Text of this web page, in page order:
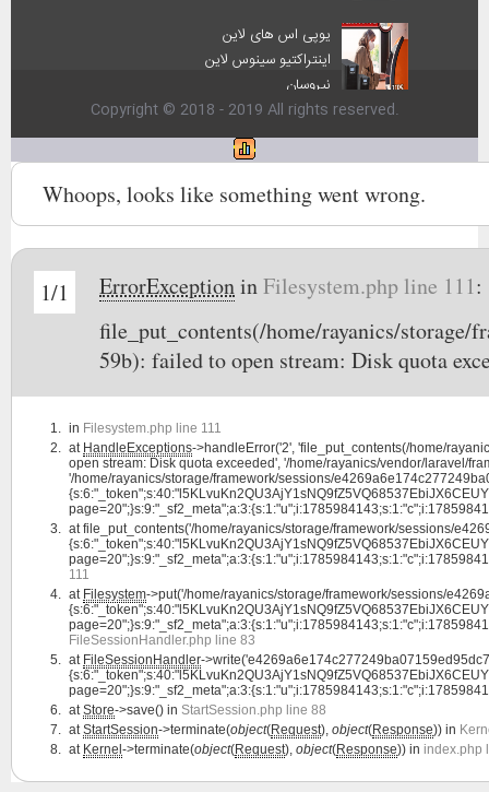
یوپی اس های لاین
اینتراکتیو سینوس لاین
نیروسان
Copyright © 2018 - 2019 All rights reserved.
Whoops, looks like something went wrong.
1/1 ErrorExceptioninFilesystem.php line 111:
file_put_contents(/home/rayanics/storage/
59b): failed to open stream: Disk quota
in Filesystem.php line 111
at HandleExceptions->handleError('2', 'file_put_contents(/home/
open stream: Disk quota exceeded', '/home/rayanics/vendor/laravel/
'/home/rayanics/storage/framework/sessions/
atfile_put_contents('/home/rayanics/storage/framework/sessions/
111
at Filesystem->put('/home/rayanics/storage/framework/sessions/
FileSessionHandler.php line 83
at FileSessionHandler-
atStore->save() in StartSession.php line 88
atStartSession->terminate(object(Request), object(Response)) in
at Kernel ->terminate(object(Request), object(Response)) in index.php